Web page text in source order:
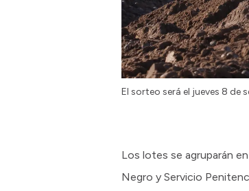
El sorteo será el jueves 8 de
Los lotes se agruparán
Negro y Servicio